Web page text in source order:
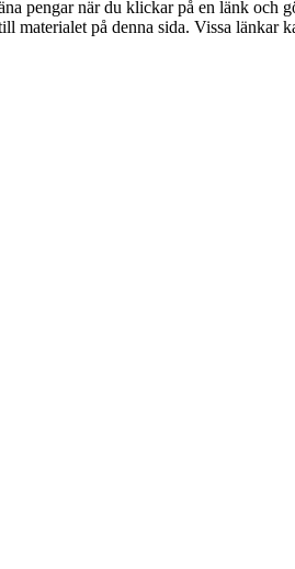
pengar när du klickar på en länk och
materialet på denna sida. Vissa